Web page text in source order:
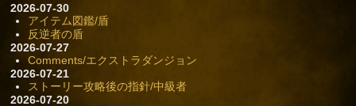
2026-07-30
アイテム図鑑/盾
反逆者の盾
2026-07-27
Comments/エクストラダンジョン
2026-07-21
ストーリー攻略後の指針/中級者
2026-07-20